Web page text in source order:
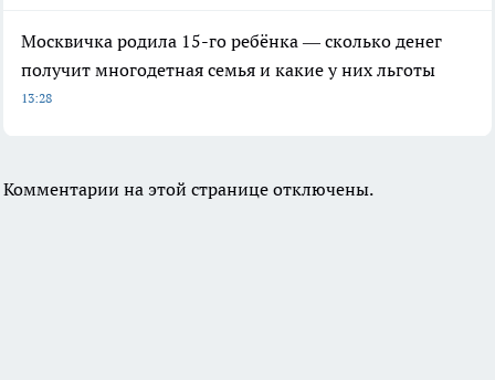
Москвичка родила 15-го ребёнка — сколько денег
получит многодетная семья и какие у них льготы
13:28
Комментарии на этой странице отключены.